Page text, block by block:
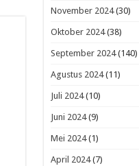
November 2024(30)
Oktober 2024(38)
September 2024(140)
Agustus 2024(11)
Juli 2024(10)
Juni 2024(9)
Mei 2024(1)
April 2024(7)